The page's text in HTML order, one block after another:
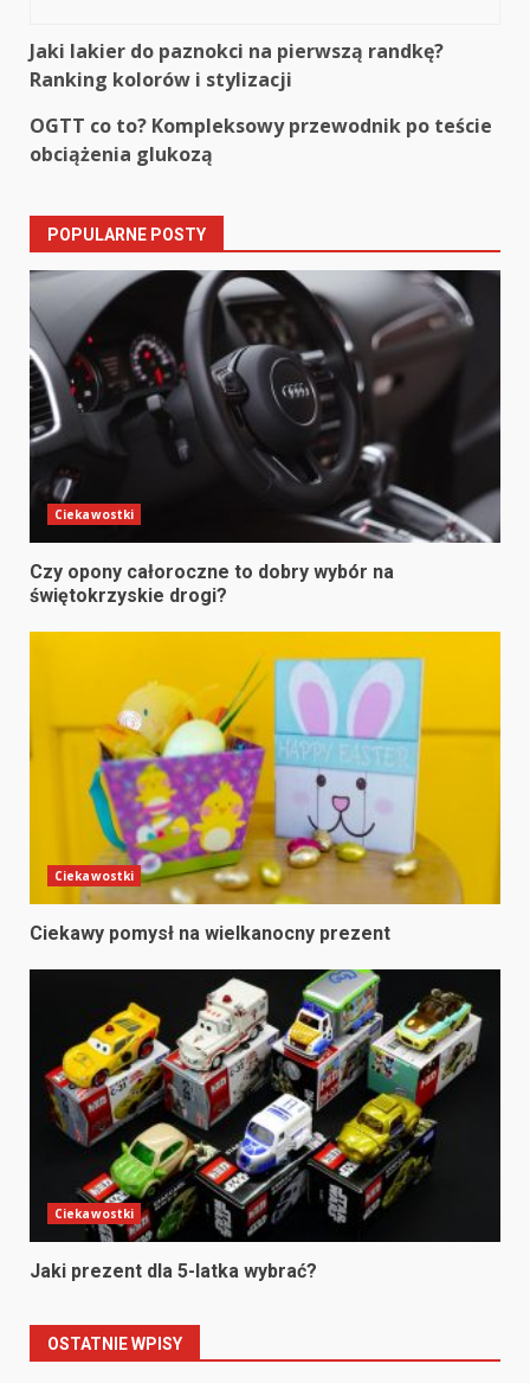
Continue
Reading
Jaki lakier do paznokci na pierwszą randkę?
Ranking kolorów i stylizacji
OGTT co to? Kompleksowy przewodnik po teście
obciążenia glukozą
POPULARNE POSTY
Ciekawostki
Czy opony całoroczne to dobry wybór na
świętokrzyskie drogi?
Ciekawostki
Ciekawy pomysł na wielkanocny prezent
Ciekawostki
Jaki prezent dla 5-latka wybrać?
OSTATNIE WPISY